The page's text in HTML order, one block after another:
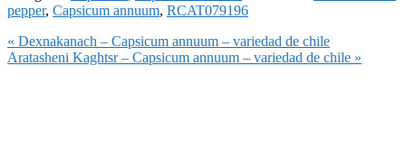
pepper, Capsicum annuum, RCAT079196
Vorheriger
Beitrag:
« Dexnakanach – Capsicum annuum – variedad de chile
Nächster
Aratasheni Kaghtsr – Capsicum annuum – variedad de chile »